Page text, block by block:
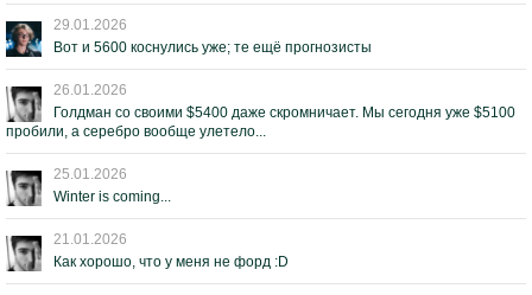
29.01.2026
Вот и 5600 коснулись уже; те ещё прогнозисты
26.01.2026
Голдман со своими $5400 даже скромничает. Мы сегодня уже $5100
пробили, а серебро вообще улетело...
25.01.2026
Winter is coming...
21.01.2026
Как хорошо, что у меня не форд :D